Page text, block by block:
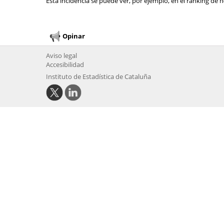
Opinar
Aviso legal
Accesibilidad
Instituto de Estadística de Cataluña